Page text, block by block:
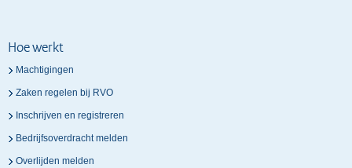
Hoe werkt
Machtigingen
Zaken regelen bij RVO
Inschrijven en registreren
Bedrijfsoverdracht melden
Overlijden melden